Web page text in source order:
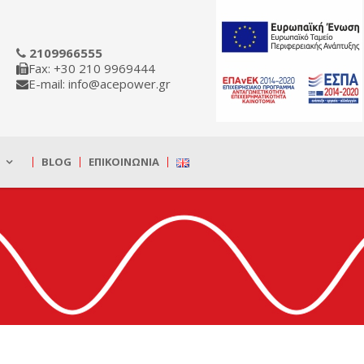
2109966555
Fax: +30 210 9969444
E-mail: info@acepower.gr
BLOG ΕΠΙΚΟΙΝΩΝΊΑ